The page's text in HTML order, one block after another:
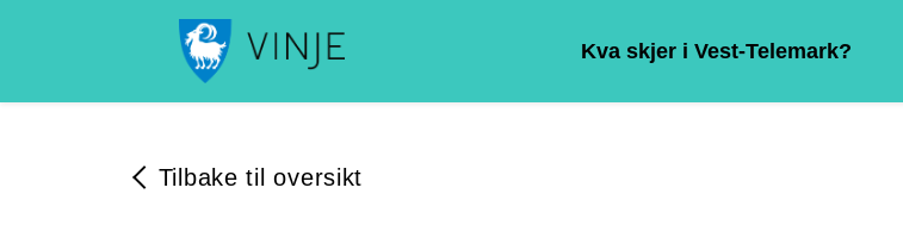
Kva skjer i Vest-Telemark?
Tilbake til oversikt